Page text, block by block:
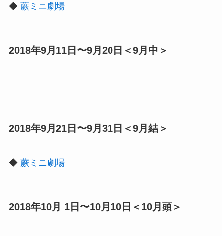
◆ 蕨ミニ劇場
2018年9月11日〜9月20日＜9月中＞
2018年9月21日〜9月31日＜9月結＞
◆ 蕨ミニ劇場
2018年10月 1日〜10月10日＜10月頭＞